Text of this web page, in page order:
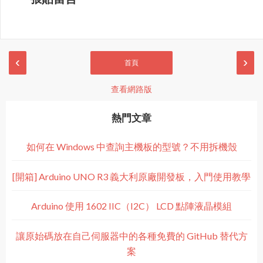
‹ ›
首頁
查看網路版
熱門文章
如何在 Windows 中查詢主機板的型號？不用拆機殼
[開箱] Arduino UNO R3 義大利原廠開發板，入門使用教學
Arduino 使用 1602 IIC（I2C） LCD 點陣液晶模組
讓原始碼放在自己伺服器中的各種免費的 GitHub 替代方
案